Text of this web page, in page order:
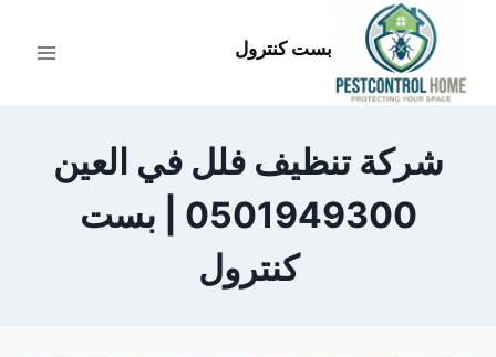
المحتوى
بست كنترول
شركة تنظيف فلل في العين
0501949300 | بست
كنترول